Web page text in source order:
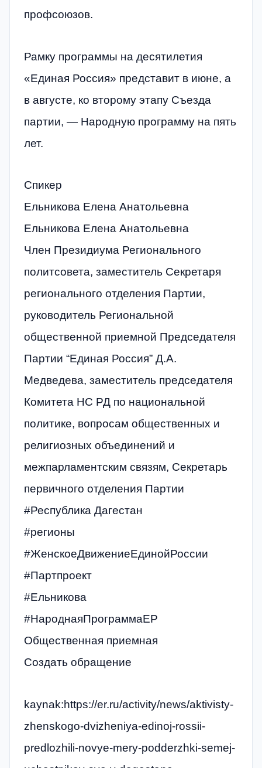
профсоюзов.
Рамку программы на десятилетия
«Единая Россия» представит в июне, а
в августе, ко второму этапу Съезда
партии, — Народную программу на пять
лет.
Спикер
Ельникова Елена Анатольевна
Ельникова Елена Анатольевна
Член Президиума Регионального
политсовета, заместитель Секретаря
регионального отделения Партии,
руководитель Региональной
общественной приемной Председателя
Партии “Единая Россия” Д.А.
Медведева, заместитель председателя
Комитета НС РД по национальной
политике, вопросам общественных и
религиозных объединений и
межпарламентским связям, Секретарь
первичного отделения Партии
#Республика Дагестан
#регионы
#ЖенскоеДвижениеЕдинойРоссии
#Партпроект
#Ельникова
#НароднаяПрограммаЕР
Общественная приемная
Создать обращение
kaynak:https://er.ru/activity/news/aktivisty-
zhenskogo-dvizheniya-edinoj-rossii-
predlozhili-novye-mery-podderzhki-semej-